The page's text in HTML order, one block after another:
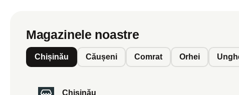
Magazinele noastre
Chișinău Căușeni Comrat Orhei
Chișinău